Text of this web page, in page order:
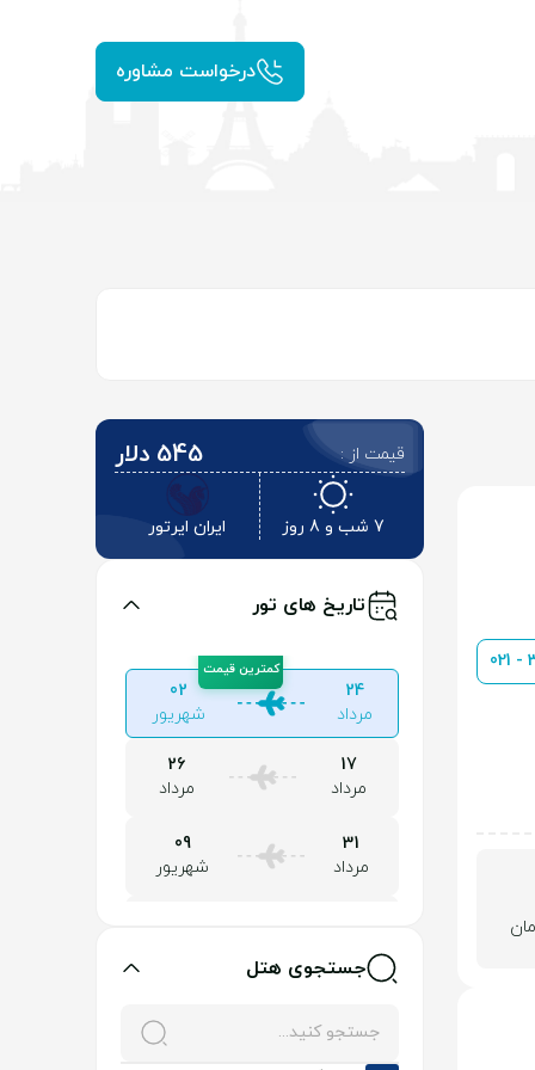
درخواست مشاوره
021 -
قیمت از : 545 دلار
7 شب و 8 روز ایران ایرتور
تاریخ های تور
24
مرداد
02
شهریور
17
مرداد
26
مرداد
31
مرداد
09
شهریور
شهریور
شهریور
جستجوی هتل